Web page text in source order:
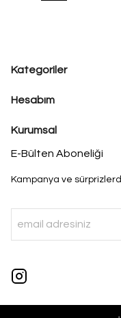
Kategoriler
Hesabım
Kurumsal
E-Bülten Aboneliği
Kampanya ve